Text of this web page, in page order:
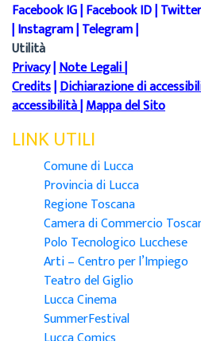
Facebook IG|Facebook ID|Twitter
|Instagram|Telegram|
Utilità
Privacy|Note Legali|
Credits|Dichiarazione di
accessibilità|Mappa del Sito
LINK UTILI
Comune di Lucca
Provincia di Lucca
Regione Toscana
Camera di Commercio
Polo Tecnologico Lucchese
Arti – Centro per l’Impiego
Teatro del Giglio
Lucca Cinema
SummerFestival